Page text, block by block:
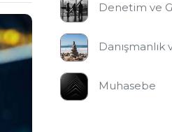
Denetim ve
Danışmanlık
Muhasebe